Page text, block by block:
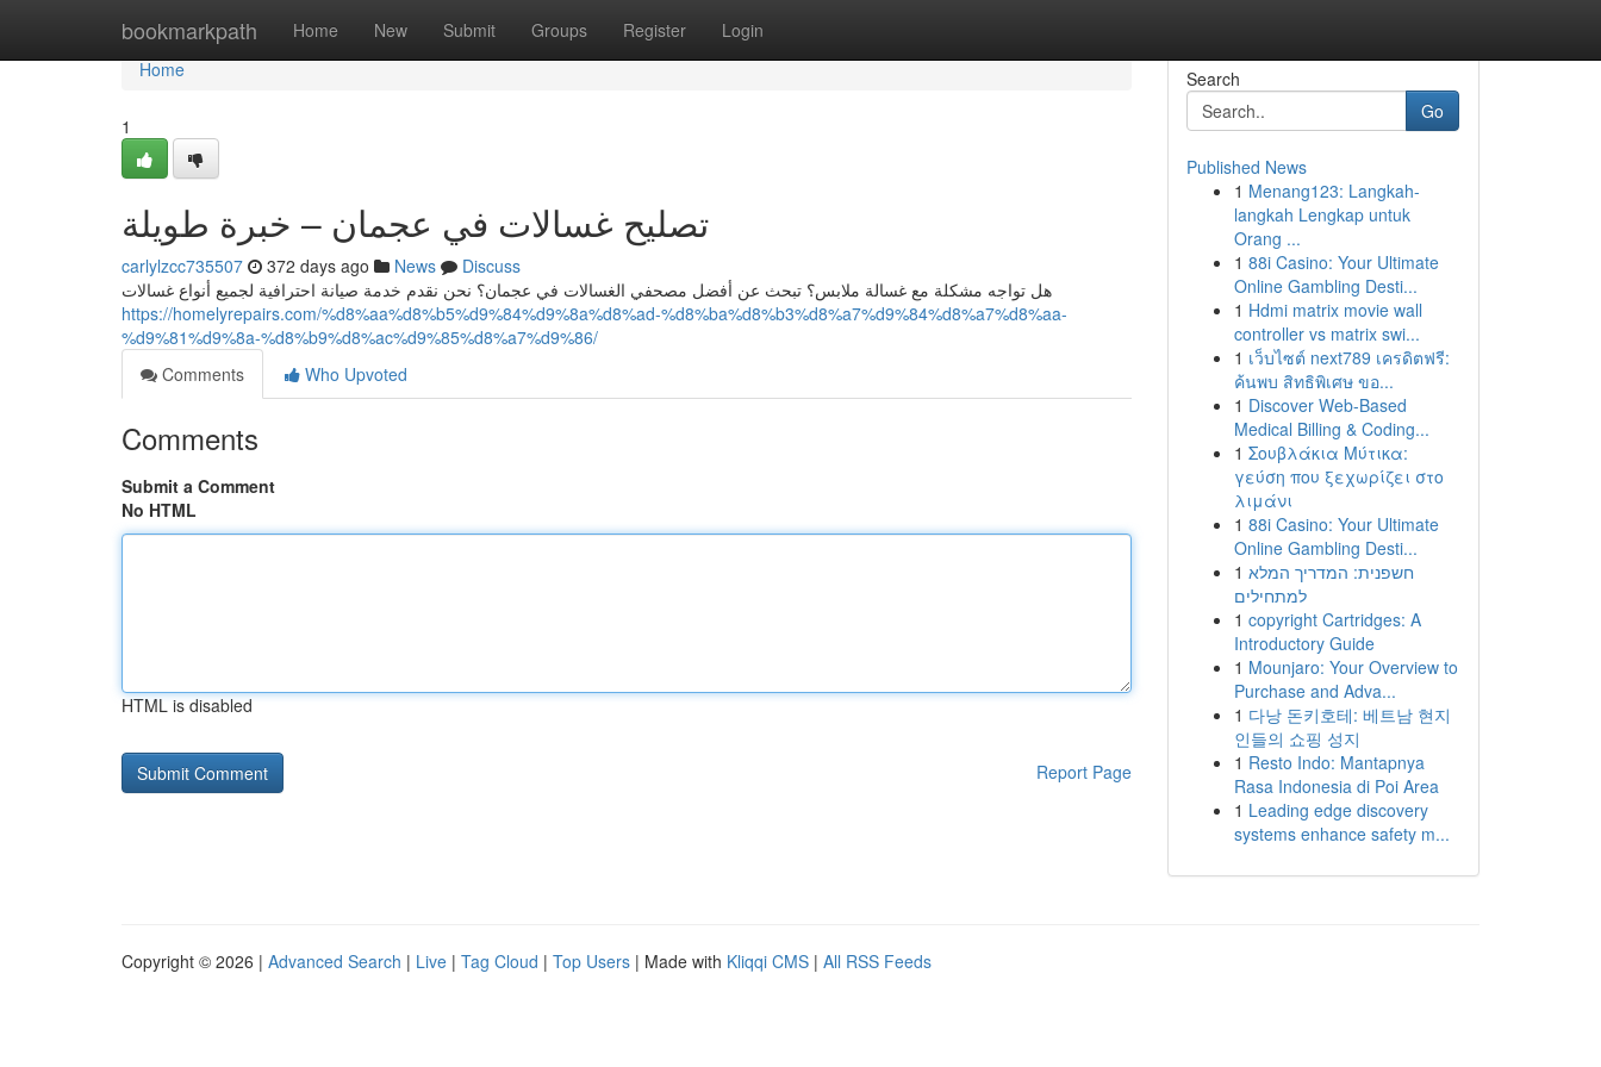
bookmarkpath Home New Submit Groups Register Login
Home
Home
1
تصليح غسالات في عجمان – خبرة طويلة
carlylzcc735507 372 days ago News
Discuss
هل تواجه مشكلة مع غسالة ملابس؟ تبحث عن أفضل مصحفي الغسالات في عجمان؟ نحن نقدم خدمة صيانة احترافية لجميع أنواع غسالات
https://homelyrepairs.com/%d8%aa%d8%b5%d9%84%d9%8a%d8%ad-%d8%ba%d8%b3%d8%a7%d9%84%d8%a7%d8%aa-
%d9%81%d9%8a-%d8%b9%d8%ac%d9%85%d8%a7%d9%86/
Comments
Who Upvoted
Comments
Submit a Comment
No HTML
HTML is disabled
Report Page
Search
Go
Published News
1 Menang123: Langkah-
langkah Lengkap untuk
Orang ...
1 88i Casino: Your Ultimate
Online Gambling Desti...
1 Hdmi matrix movie wall
controller vs matrix swi...
1 เว็บไซต์ next789 เครดิตฟรี:
ค้นพบ สิทธิพิเศษ ขอ...
1 Discover Web-Based
Medical Billing & Coding...
1 Σουβλάκια Μύτικα:
γεύση που ξεχωρίζει στο
λιμάνι
1 88i Casino: Your Ultimate
Online Gambling Desti...
1 חשפנית: המדריך המלא
למתחילים
1 copyright Cartridges: A
Introductory Guide
1 Mounjaro: Your Overview to
Purchase and Adva...
1 다낭 돈키호테: 베트남 현지
인들의 쇼핑 성지
1 Resto Indo: Mantapnya
Rasa Indonesia di Poi Area
1 Leading edge discovery
systems enhance safety m...
Copyright © 2026 | Advanced Search | Live | Tag Cloud | Top Users | Made with Kliqqi CMS | All RSS Feeds